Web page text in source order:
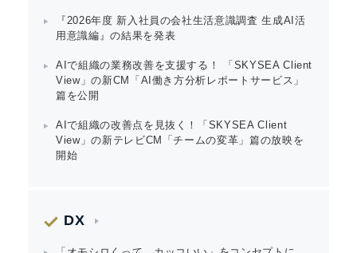
『2026年度 新入社員の会社生活意識調査 生成AI活
用意識編』の結果を発表
AIで組織の業務改善を支援する！ 「SKYSEA Client
View」の新CM「AI働き方分析レポートサービス」
篇を公開
AIで組織の改善点を見抜く！「SKYSEA Client
View」の新テレビCM「チームの変革」篇の放映を
開始
DX